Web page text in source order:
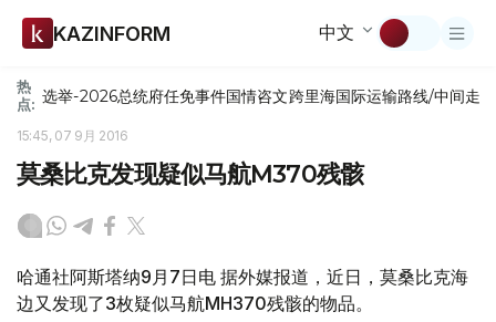
KAZINFORM 中文
热
点: 选举-2026总统府任免事件国情咨文跨里海国际运输路线/中间走廊
15:45, 07 9月 2016
莫桑比克发现疑似马航M370残骸
哈通社阿斯塔纳9月7日电 据外媒报道，近日，莫桑比克海
边又发现了3枚疑似马航MH370残骸的物品。